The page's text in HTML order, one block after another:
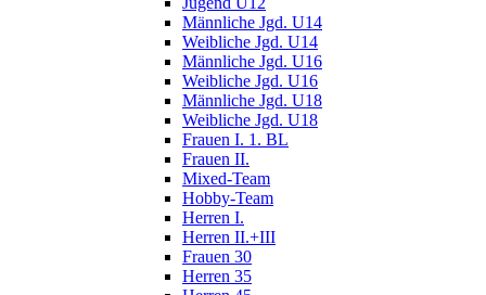
Männliche Jgd. U14
Weibliche Jgd. U14
Männliche Jgd. U16
Weibliche Jgd. U16
Männliche Jgd. U18
Weibliche Jgd. U18
Frauen I. 1. BL
Frauen II.
Mixed-Team
Hobby-Team
Herren I.
Herren II.+III
Frauen 30
Herren 35